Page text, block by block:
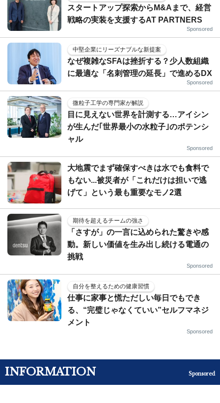
スタートアップ探索からM&Aまで、経営
戦略の実装を支援するAT PARTNERS
Sponsored
中堅企業にリーズナブルな新提案
なぜ複雑なSFAは挫折する？少人数組織
に最適な「名刺管理の延長」で進めるDX
Sponsored
微粒子工学の専門家が解説
目に見えない世界を計測する…アイシン
が生んだ｢世界最小の水粒子｣のポテンシ
ャル
Sponsored
大地震でまず確保すべきは水でも食料で
もない...被災者が「これだけは担いで逃
げて」という最も重要なモノ2選
期待を超えるチームの強さ
「さすが」の一言に込められた驚きや感
動。新しい価値を生み出し続ける電通の
挑戦
Sponsored
自分を整えるための健康習慣
仕事に家事と慌ただしい毎日でもでき
る、“完璧じゃなくていい”セルフマネジ
メント
Sponsored
INFORMATION Sponsored